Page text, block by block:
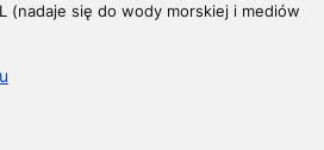
(nadaje się do wody morskiej i mediów